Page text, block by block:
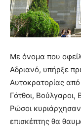
Με όνομα που
Αδριανό, υπήρξε
Αυτοκρατορίας
Γότθοι, Βούλγαροι,
Ρώσοι
επισκέπτης θα